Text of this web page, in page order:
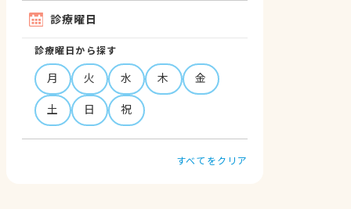
診療曜日
診療曜日から探す
月 火 水 木
金
土
日 祝
すべてをクリア